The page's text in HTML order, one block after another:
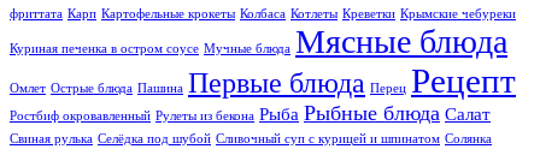
фриттата Карп Картофельные крокеты Колбаса Котлеты Креветки Крымские чебуреки
Куриная печенка в остром соусе Мучные блюда Мясные блюда
Омлет Острые блюда Пашина Первые блюда Перец Рецепт
Ростбиф окровавлeнный Рулеты из бекона Рыба Рыбные блюда Салат
Свиная рулька Селёдка под шубой Сливочный суп с курицей и шпинатом Солянка